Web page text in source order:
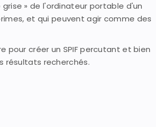
» de l'ordinateur portable d'un
et qui peuvent agir comme des
pour créer un SPIF percutant et bien
résultats recherchés.